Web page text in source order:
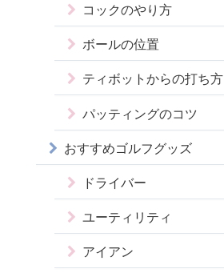
コックのやり方
ボールの位置
ティボットからの打ち方
パッティングのコツ
おすすめゴルフグッズ
ドライバー
ユーティリティ
アイアン